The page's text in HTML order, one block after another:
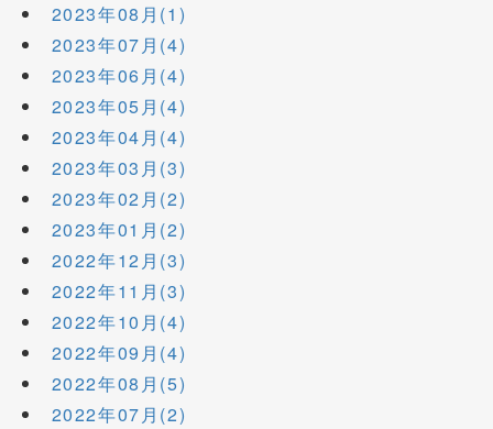
2023年08月(1)
2023年07月(4)
2023年06月(4)
2023年05月(4)
2023年04月(4)
2023年03月(3)
2023年02月(2)
2023年01月(2)
2022年12月(3)
2022年11月(3)
2022年10月(4)
2022年09月(4)
2022年08月(5)
2022年07月(2)